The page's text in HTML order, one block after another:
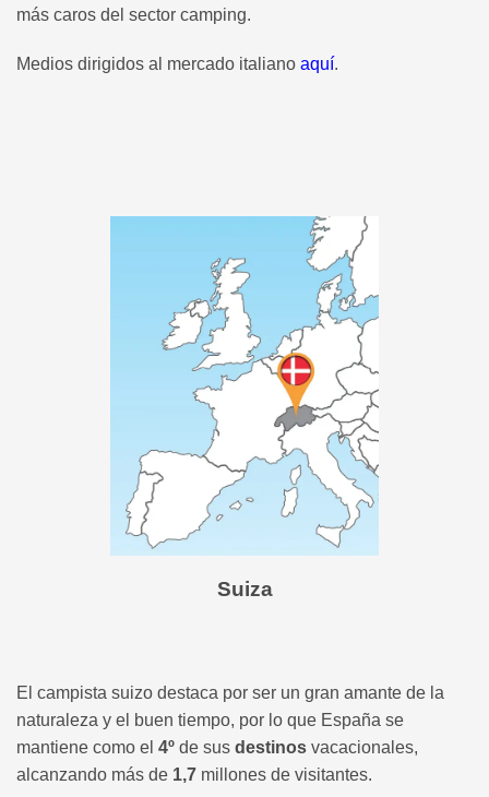
más caros del sector camping.
Medios dirigidos al mercado italiano aquí.
Suiza
El campista suizo destaca por ser un gran amante de la
naturaleza y el buen tiempo, por lo que España se
mantiene como el 4º de sus destinos vacacionales,
alcanzando más de 1,7 millones de visitantes.